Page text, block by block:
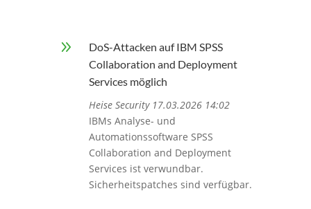
9
DoS-Attacken auf IBM SPSS
Collaboration and Deployment
Services möglich
Heise Security 17.03.2026 14:02
IBMs Analyse- und
Automationssoftware SPSS
Collaboration and Deployment
Services ist verwundbar.
Sicherheitspatches sind verfügbar.